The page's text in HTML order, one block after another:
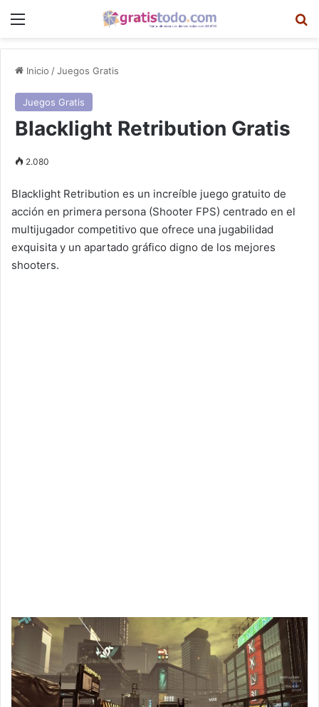
Menú
Inicio /Juegos Gratis
Juegos Gratis
Blacklight Retribution Gratis
2.080
Blacklight Retribution es un increíble juego gratuito de
acción en primera persona (Shooter FPS) centrado en el
multijugador competitivo que ofrece una jugabilidad
exquisita y un apartado gráfico digno de los mejores
shooters.